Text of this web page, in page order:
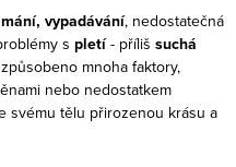
vypadávání, nedostatečná
s pletí- příliš suchá
mnoha faktory,
nebo nedostatkem
svému tělu přirozenou krásu a